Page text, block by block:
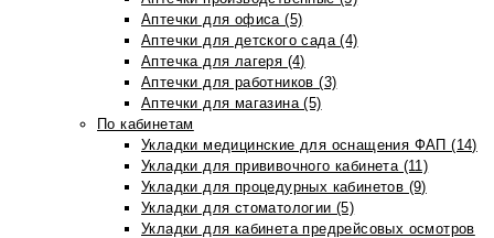
Аптечки для офиса (5)
Аптечки для детского сада (4)
Аптечка для лагеря (4)
Аптечки для работников (3)
Аптечки для магазина (5)
По кабинетам
Укладки медицинские для оснащения ФАП (14)
Укладки для прививочного кабинета (11)
Укладки для процедурных кабинетов (9)
Укладки для стоматологии (5)
Укладки для кабинета предрейсовых осмотров